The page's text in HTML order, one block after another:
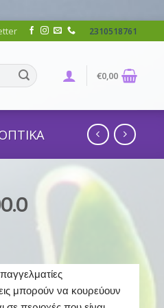
2310518761
€0,00
μπορούν να κουρεύουν